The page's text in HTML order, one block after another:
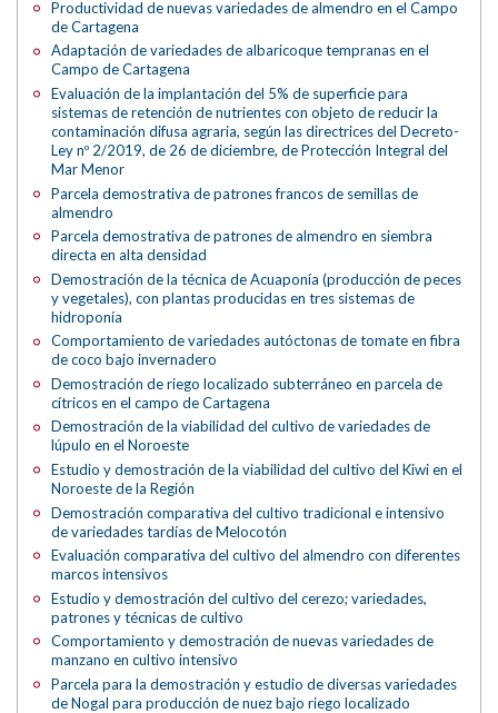
Productividad de nuevas variedades de almendro en el Campo
de Cartagena
Adaptación de variedades de albaricoque tempranas en el
Campo de Cartagena
Evaluación de la implantación del 5% de superficie para
sistemas de retención de nutrientes con objeto de reducir la
contaminación difusa agraria, según las directrices del Decreto-
Ley nº 2/2019, de 26 de diciembre, de Protección Integral del
Mar Menor
Parcela demostrativa de patrones francos de semillas de
almendro
Parcela demostrativa de patrones de almendro en siembra
directa en alta densidad
Demostración de la técnica de Acuaponía (producción de peces
y vegetales), con plantas producidas en tres sistemas de
hidroponía
Comportamiento de variedades autóctonas de tomate en fibra
de coco bajo invernadero
Demostración de riego localizado subterráneo en parcela de
cítricos en el campo de Cartagena
Demostración de la viabilidad del cultivo de variedades de
lúpulo en el Noroeste
Estudio y demostración de la viabilidad del cultivo del Kiwi en el
Noroeste de la Región
Demostración comparativa del cultivo tradicional e intensivo
de variedades tardías de Melocotón
Evaluación comparativa del cultivo del almendro con diferentes
marcos intensivos
Estudio y demostración del cultivo del cerezo; variedades,
patrones y técnicas de cultivo
Comportamiento y demostración de nuevas variedades de
manzano en cultivo intensivo
Parcela para la demostración y estudio de diversas variedades
de Nogal para producción de nuez bajo riego localizado